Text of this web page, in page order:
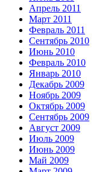
Апрель 2011
Март 2011
Февраль 2011
Сентябрь 2010
Июнь 2010
Февраль 2010
Январь 2010
Декабрь 2009
Ноябрь 2009
Октябрь 2009
Сентябрь 2009
Август 2009
Июль 2009
Июнь 2009
Май 2009